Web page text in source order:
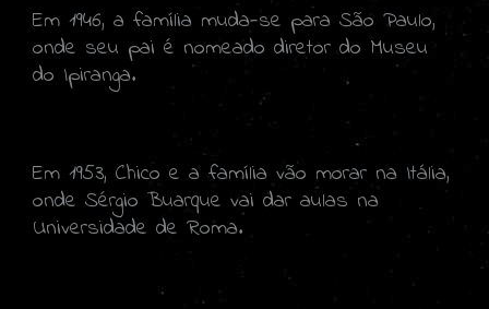
Em 1946, a família muda-se para São Paulo,
onde seu pai é nomeado diretor do Museu
do Ipiranga.
Em 1953, Chico e a família vão morar na Itália,
onde Sérgio Buarque vai dar aulas na
Universidade de Roma.